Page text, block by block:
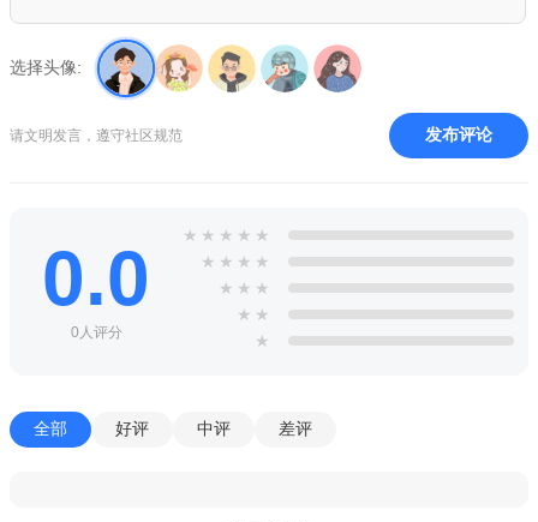
软件功能
1、超级高清的画质，最为独特的玩法，喜欢的玩家可以来试
玩;
软件点评
在这个地下世界里面，可以很好的进行挑战与冒险，多个的
职业选择，按照要求来进行不同的强化方式，变得更强大
选择头像:
请文明发言，遵守社区规范 发布评论
0.0
0人评分
★ ★ ★ ★ ★
★ ★ ★ ★
★ ★ ★
★ ★
★
全部 好评 中评 差评